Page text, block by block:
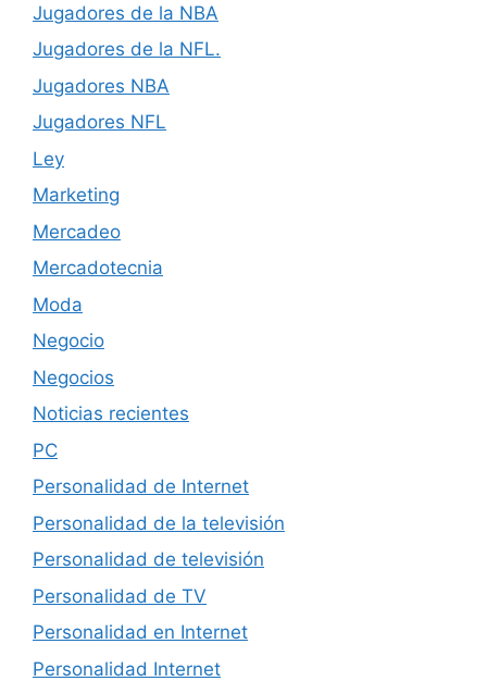
Jugadores de la NBA
Jugadores de la NFL.
Jugadores NBA
Jugadores NFL
Ley
Marketing
Mercadeo
Mercadotecnia
Moda
Negocio
Negocios
Noticias recientes
PC
Personalidad de Internet
Personalidad de la televisión
Personalidad de televisión
Personalidad de TV
Personalidad en Internet
Personalidad Internet